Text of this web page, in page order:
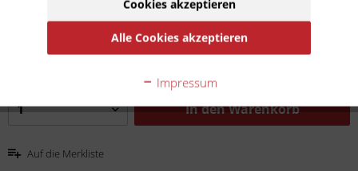
zzgl. Versandkosten
In denWarenkorb
Auf die Merkliste
Cookies akzeptieren
Alle Cookies akzeptieren
Impressum